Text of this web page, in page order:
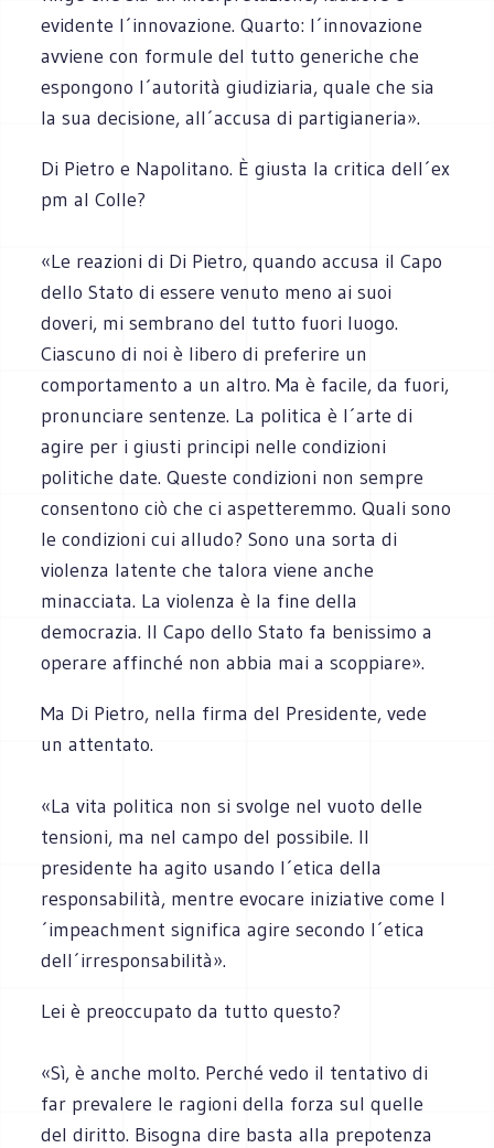
evidente l´innovazione. Quarto: l´innovazione
avviene con formule del tutto generiche che
espongono l´autorità giudiziaria, quale che sia
la sua decisione, all´accusa di partigianeria».
Di Pietro e Napolitano. È giusta la critica dell´ex
pm al Colle?
«Le reazioni di Di Pietro, quando accusa il Capo
dello Stato di essere venuto meno ai suoi
doveri, mi sembrano del tutto fuori luogo.
Ciascuno di noi è libero di preferire un
comportamento a un altro. Ma è facile, da fuori,
pronunciare sentenze. La politica è l´arte di
agire per i giusti principi nelle condizioni
politiche date. Queste condizioni non sempre
consentono ciò che ci aspetteremmo. Quali sono
le condizioni cui alludo? Sono una sorta di
violenza latente che talora viene anche
minacciata. La violenza è la fine della
democrazia. Il Capo dello Stato fa benissimo a
operare affinché non abbia mai a scoppiare».
Ma Di Pietro, nella firma del Presidente, vede
un attentato.
«La vita politica non si svolge nel vuoto delle
tensioni, ma nel campo del possibile. Il
presidente ha agito usando l´etica della
responsabilità, mentre evocare iniziative come l
´impeachment significa agire secondo l´etica
dell´irresponsabilità».
Lei è preoccupato da tutto questo?
«Sì, è anche molto. Perché vedo il tentativo di
far prevalere le ragioni della forza sul quelle
del diritto. Bisogna dire basta alla prepotenza